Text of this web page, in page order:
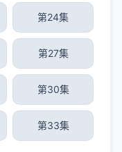
第24集
第27集
第30集
第33集